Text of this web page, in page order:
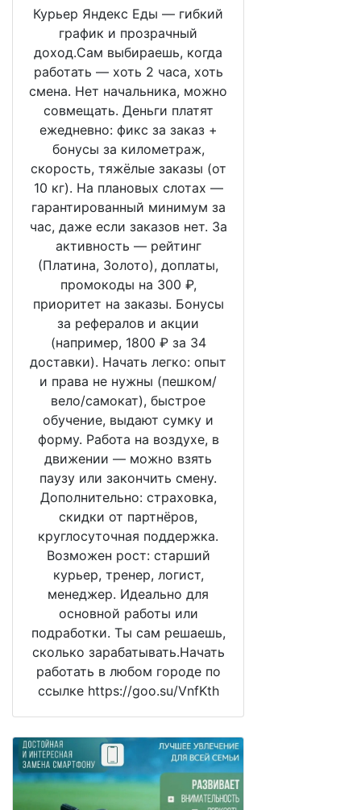
Курьер Яндекс Еды — гибкий
график и прозрачный
доход.Сам выбираешь, когда
работать — хоть 2 часа, хоть
смена. Нет начальника, можно
совмещать. Деньги платят
ежедневно: фикс за заказ +
бонусы за километраж,
скорость, тяжёлые заказы (от
10 кг). На плановых слотах —
гарантированный минимум за
час, даже если заказов нет. За
активность — рейтинг
(Платина, Золото), доплаты,
промокоды на 300 ₽,
приоритет на заказы. Бонусы
за рефералов и акции
(например, 1800 ₽ за 34
доставки). Начать легко: опыт
и права не нужны (пешком/
вело/самокат), быстрое
обучение, выдают сумку и
форму. Работа на воздухе, в
движении — можно взять
паузу или закончить смену.
Дополнительно: страховка,
скидки от партнёров,
круглосуточная поддержка.
Возможен рост: старший
курьер, тренер, логист,
менеджер. Идеально для
основной работы или
подработки. Ты сам решаешь,
сколько зарабатывать.Начать
работать в любом городе по
ссылке https://goo.su/VnfKth